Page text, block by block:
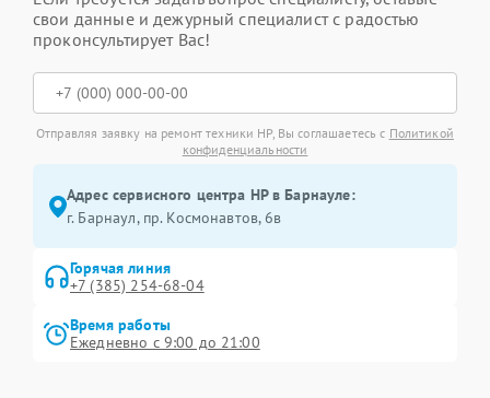
свои данные и дежурный специалист с радостью
проконсультирует Вас!
Отправляя заявку на ремонт техники HP, Вы соглашаетесь с Политикой
конфиденциальности
Адрес сервисного центра HP в Барнауле:
г. Барнаул, ​пр. Космонавтов, 6в
Горячая линия
+7 (385) 254-68-04
Время работы
Ежедневно с 9:00 до 21:00